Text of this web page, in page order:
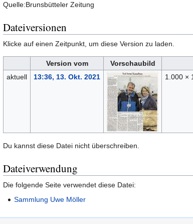
Quelle:Brunsbütteler Zeitung
Dateiversionen
Klicke auf einen Zeitpunkt, um diese Version zu laden.
Version vom Vorschaubild
aktuell
13:36, 13. Okt. 2021 1.000 ×
Du kannst diese Datei nicht überschreiben.
Dateiverwendung
Die folgende Seite verwendet diese Datei:
Sammlung Uwe Möller